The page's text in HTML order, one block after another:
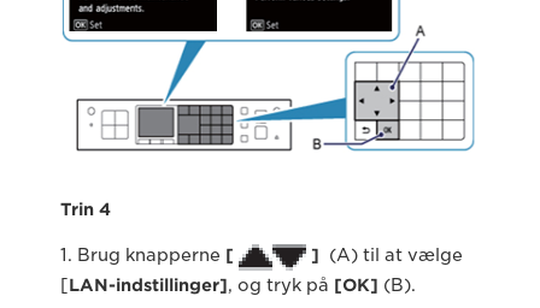
Trin 4
1. Brug knapperne [ ]
(A) til at vælge
[LAN-indstillinger], og tryk på [OK] (B).